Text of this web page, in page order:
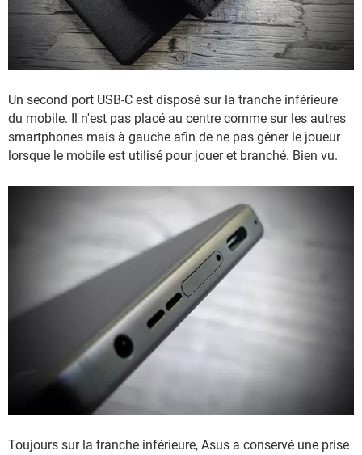
Un second port USB-C est disposé sur la tranche inférieure
du mobile. Il n'est pas placé au centre comme sur les autres
smartphones mais à gauche afin de ne pas gêner le joueur
lorsque le mobile est utilisé pour jouer et branché. Bien vu.
Toujours sur la tranche inférieure, Asus a conservé une prise